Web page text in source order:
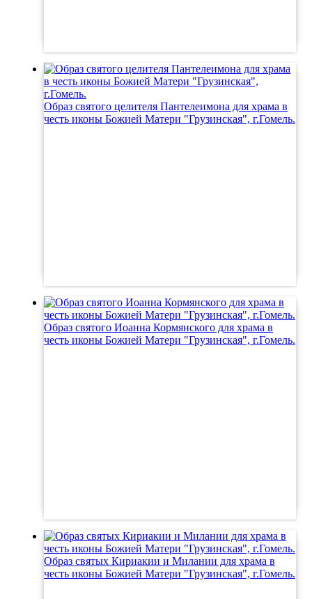
Образ святого целителя Пантелеимона для храма в
честь иконы Божией Матери "Грузинская", г.Гомель.
Образ святого Иоанна Кормянского для храма в
честь иконы Божией Матери "Грузинская", г.Гомель.
Образ святых Кириакии и Милании для храма в
честь иконы Божией Матери "Грузинская", г.Гомель.